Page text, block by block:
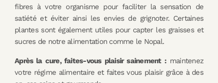
fibres à votre organisme pour faciliter la sensation de
satiété et éviter ainsi les envies de grignoter. Certaines
plantes sont également utiles pour capter les graisses et
sucres de notre alimentation comme le Nopal.
Après la cure, faites-vous plaisir sainement :maintenez
votre régime alimentaire et faites vous plaisir grâce à des